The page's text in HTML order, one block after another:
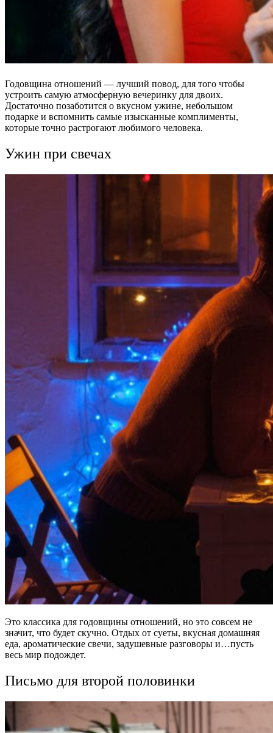
Годовщина отношений — лучший повод, для того чтобы
устроить самую атмосферную вечеринку для двоих.
Достаточно позаботится о вкусном ужине, небольшом
подарке и вспомнить самые изысканные комплименты,
которые точно растрогают любимого человека.
Ужин при свечах
Это классика для годовщины отношений, но это совсем не
значит, что будет скучно. Отдых от суеты, вкусная домашняя
еда, ароматические свечи, задушевные разговоры и…пусть
весь мир подождет.
Письмо для второй половинки